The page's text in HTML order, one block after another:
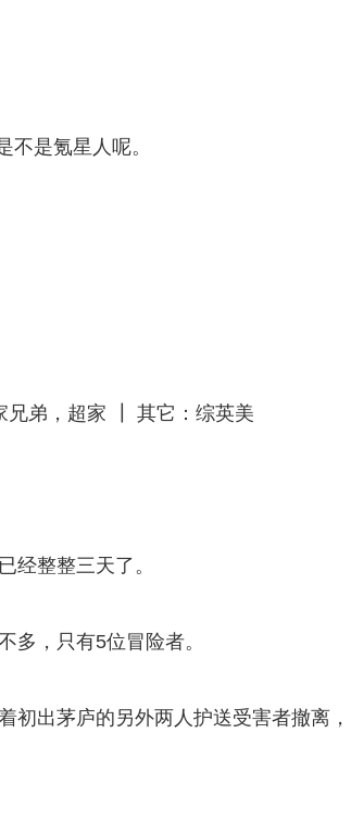
是氪星人呢。
兄弟，超家 ┃ 其它：综英美
经整整三天了。
多，只有5位冒险者。
初出茅庐的另外两人护送受害者撤离，